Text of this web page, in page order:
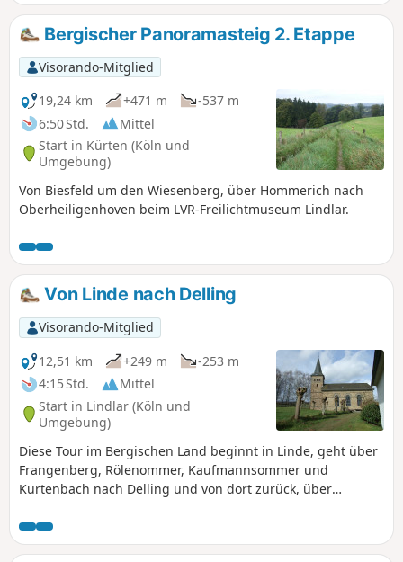
Obstbäumen entlang. Die Erhebungen rund um das Tal
ermöglichen Ihnen dabei immer wieder schöne Ausblicke
und hier und da werden Sie tolle Picknickplätze für eine
Rast finden. Falls Sie unterwegs aber lieber einkehren
möchten, bieten sich unter anderem die Gaststätte
Stommel in Müllerhof und das Café Alte Schule bei
Niederbonrath an. Dort macht der Weg dann auch eine
Kurve und bringt Sie zurück zum Ausgangspunkt.
Bergischer Panoramasteig 2. Etappe
Visorando-Mitglied
19,24 km
+471 m
-537 m
6:50 Std.
Mittel
Start in Kürten (Köln und
Umgebung)
Von Biesfeld um den Wiesenberg, über Hommerich nach
Oberheiligenhoven beim LVR-Freilichtmuseum Lindlar.
Von Linde nach Delling
Visorando-Mitglied
12,51 km
+249 m
-253 m
4:15 Std.
Mittel
Start in Lindlar (Köln und
Umgebung)
Diese Tour im Bergischen Land beginnt in Linde, geht über
Frangenberg, Rölenommer, Kaufmannsommer und
Kurtenbach nach Delling und von dort zurück, über
Bosbach, und Müllersommer wieder nach Linde.